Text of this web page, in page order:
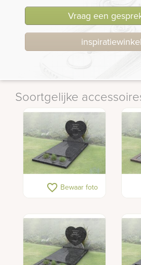
Vraag een
Soortgelijke
favorite_border Bewaar foto